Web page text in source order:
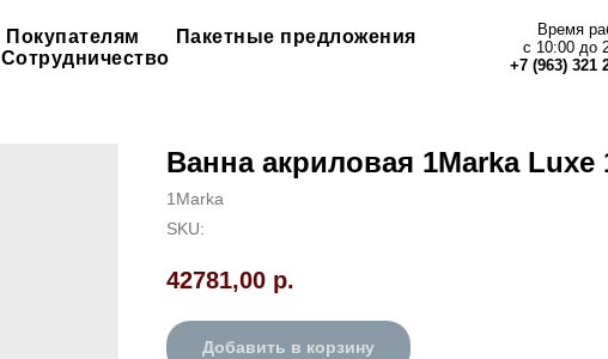
Покупателям
Пакетные предложения
Сотрудничество
Время
с 10:00 до
+7 (963) 321
Ванна акриловая 1Marka Luxe
1Marka
SKU:
42781,00 р.
Добавить в корзину